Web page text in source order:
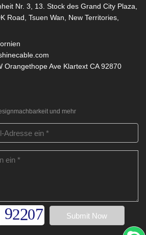
Nr. 3, 13. Stock des Grand City Plaza,
Road, Tsuen Wan, New Territories,
Orangethope Ave Klartext CA 92870
und mehr